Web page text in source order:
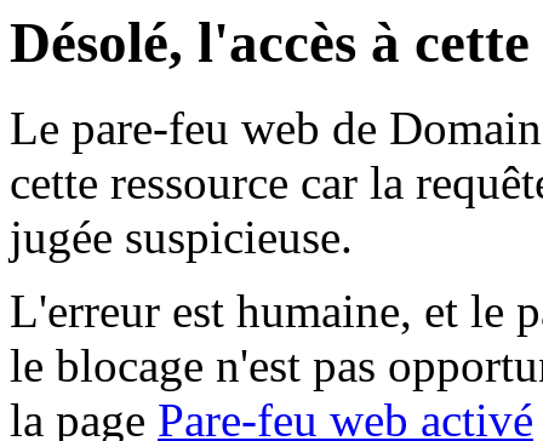
Désolé, l'accès à
Le pare-feu web de
cette ressource car la
jugée suspicieuse.
L'erreur est humaine, et le
le blocage n'est pas
la page Pare-feu web activé